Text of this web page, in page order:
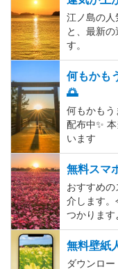
江ノ島の人
と、最新
す。
何もかも
🌅
何もかもう
配布中✨️
います
無料スマ
おすすめ
介します。
つかります
無料壁紙
ダウンロ